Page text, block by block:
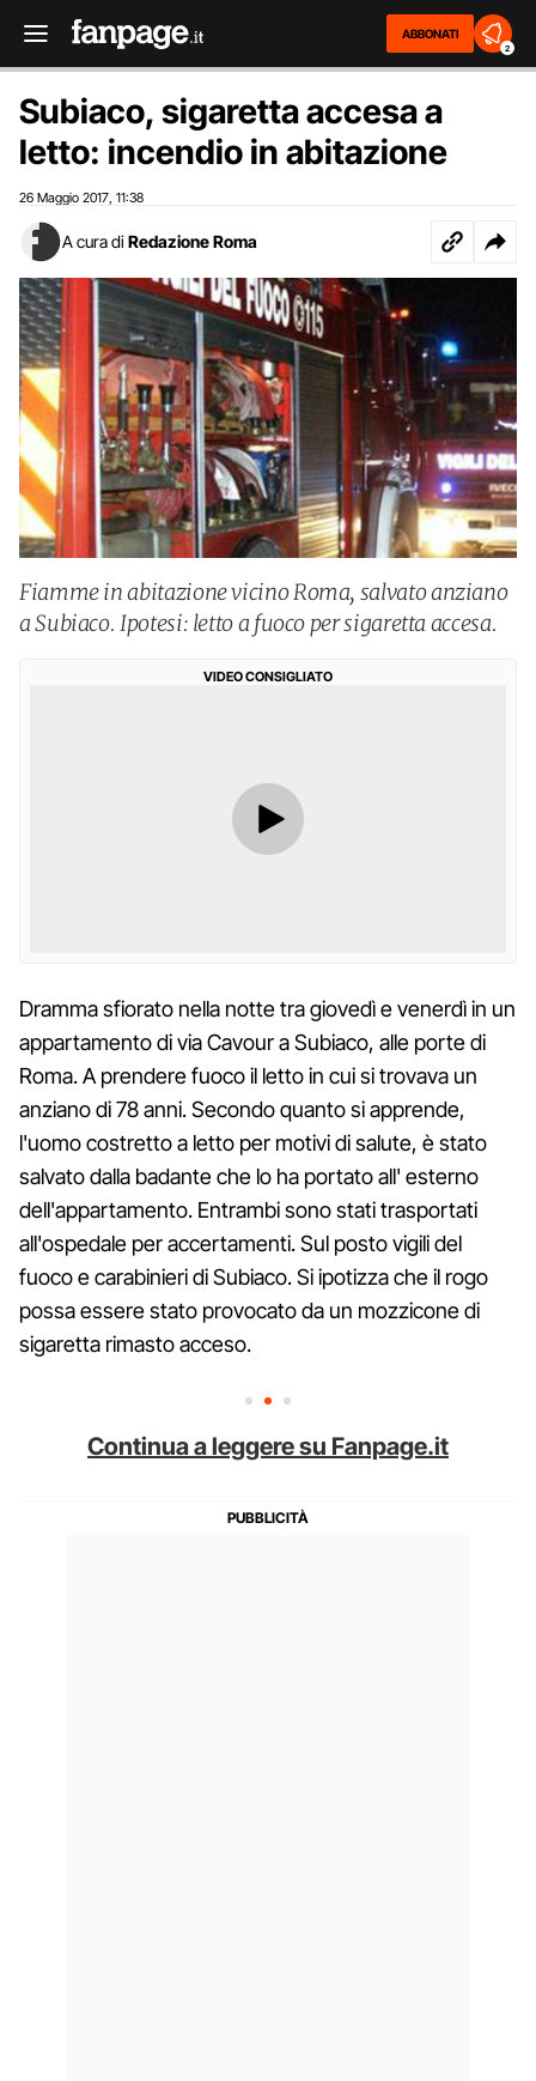
ABBONATI
2
Subiaco, sigaretta accesa a
letto: incendio in abitazione
26 Maggio 2017 11:38
A cura di Redazione Roma
Fiamme in abitazione vicino Roma, salvato anziano
a Subiaco. Ipotesi: letto a fuoco per sigaretta accesa.
VIDEO CONSIGLIATO
Dramma sfiorato nella notte tra giovedì e venerdì in un
appartamento di via Cavour a Subiaco, alle porte di
Roma. A prendere fuoco il letto in cui si trovava un
anziano di 78 anni. Secondo quanto si apprende,
l'uomo costretto a letto per motivi di salute, è stato
salvato dalla badante che lo ha portato all' esterno
dell'appartamento. Entrambi sono stati trasportati
all'ospedale per accertamenti. Sul posto vigili del
fuoco e carabinieri di Subiaco. Si ipotizza che il rogo
possa essere stato provocato da un mozzicone di
sigaretta rimasto acceso.
Continua a leggere su Fanpage.it